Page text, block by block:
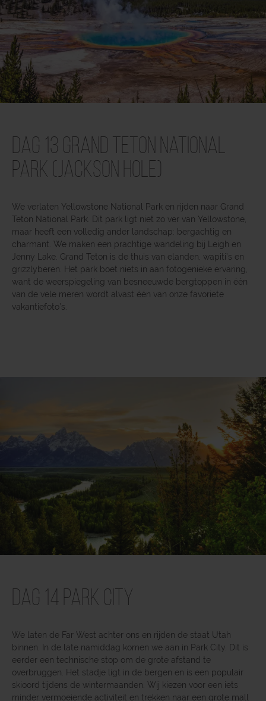
Dag 13 Grand Teton National
Park (Jackson Hole)
We verlaten Yellowstone National Park en rijden naar Grand
Teton National Park. Dit park ligt niet zo ver van Yellowstone,
maar heeft een volledig ander landschap: bergachtig en
charmant. We maken een prachtige wandeling bij Leigh en
Jenny Lake. Grand Teton is de thuis van elanden, wapiti’s en
grizzlyberen. Het park boet niets in aan fotogenieke ervaring,
want de weerspiegeling van besneeuwde bergtoppen in één
van de vele meren wordt alvast één van onze favoriete
vakantiefoto’s.
Dag 14 Park City
We laten de Far West achter ons en rijden de staat Utah
binnen. In de late namiddag komen we aan in Park City. Dit is
eerder een technische stop om de grote afstand te
overbruggen. Het stadje ligt in de bergen en is een populair
skioord tijdens de wintermaanden. Wij kiezen voor een iets
minder vermoeiende activiteit en trekken naar een grote mall